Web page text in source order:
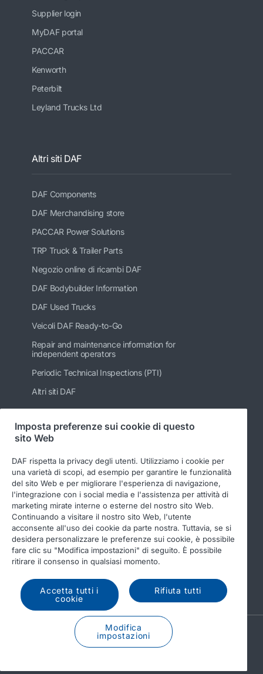
Supplier login
MyDAF portal
PACCAR
Kenworth
Peterbilt
Leyland Trucks Ltd
Altri siti DAF
DAF Components
DAF Merchandising store
PACCAR Power Solutions
TRP Truck & Trailer Parts
Negozio online di ricambi DAF
DAF Bodybuilder Information
DAF Used Trucks
Veicoli DAF Ready-to-Go
Repair and maintenance information for
independent operators
Periodic Technical Inspections (PTI)
Altri siti DAF
Seguici
© 2026 DAF Legal notice
Privacy statement
General conditions
DAF and cookies
Income Tax Report
A PACCAR COMPANY
DRIVEN BY QUALITY
Imposta preferenze sui cookie di questo
sito Web
DAF rispetta la privacy degli utenti. Utilizziamo i cookie per
una varietà di scopi, ad esempio per garantire le funzionalità
del sito Web e per migliorare l'esperienza di navigazione,
l'integrazione con i social media e l'assistenza per attività di
marketing mirate interne o esterne del nostro sito Web.
Continuando a visitare il nostro sito Web, l'utente
acconsente all'uso dei cookie da parte nostra. Tuttavia, se si
desidera personalizzare le preferenze sui cookie, è possibile
fare clic su "Modifica impostazioni" di seguito. È possibile
ritirare il consenso in qualsiasi momento.
Accetta tutti i
cookie
Rifiuta tutti
Modifica
impostazioni